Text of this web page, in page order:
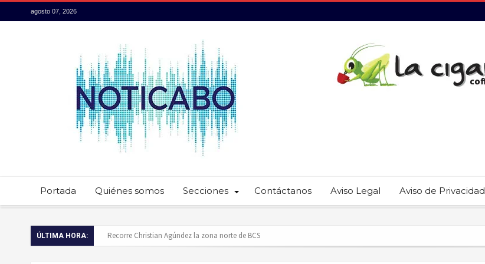
agosto 07, 2026
Portada Quiénes somos Secciones Contáctanos Aviso Legal Aviso de Privacidad
ÚLTIMA HORA:
Baja California Sur presume su talento culinario: 22 restaurantes reciben las placas de la Guía MICHELIN 2026